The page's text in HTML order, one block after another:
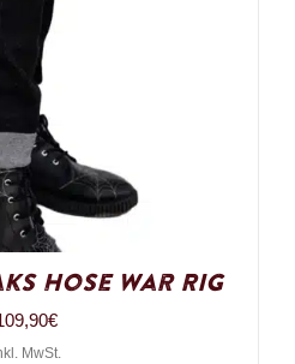
Hose War Rig
€
MwSt.